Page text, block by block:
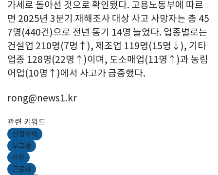
가세로 돌아선 것으로 확인됐다. 고용노동부에 따르
면 2025년 3분기 재해조사 대상 사고 사망자는 총 45
7명(440건)으로 전년 동기 14명 늘었다. 업종별로는
건설업 210명(7명↑), 제조업 119명(15명↓), 기타
업종 128명(22명↑)이며, 도소매업(11명↑)과 농림
어업(10명↑)에서 사고가 급증했다.
rong@news1.kr
관련 키워드
산업재해
부고장
사망
근로자